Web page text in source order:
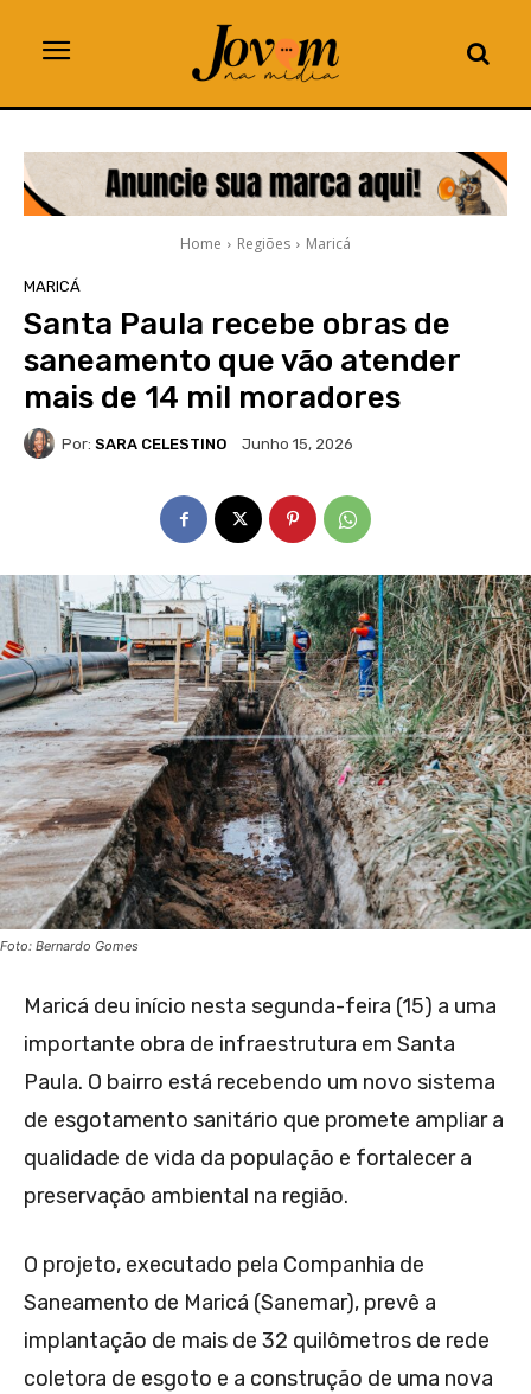
Home Regiões Maricá
MARICÁ
Santa Paula recebe obras de
saneamento que vão atender
mais de 14 mil moradores
Por: SARA CELESTINO Junho 15, 2026
Foto: Bernardo Gomes
Maricá deu início nesta segunda-feira (15) a uma
importante obra de infraestrutura em Santa
Paula. O bairro está recebendo um novo sistema
de esgotamento sanitário que promete ampliar a
qualidade de vida da população e fortalecer a
preservação ambiental na região.
O projeto, executado pela Companhia de
Saneamento de Maricá (Sanemar), prevê a
implantação de mais de 32 quilômetros de rede
coletora de esgoto e a construção de uma nova